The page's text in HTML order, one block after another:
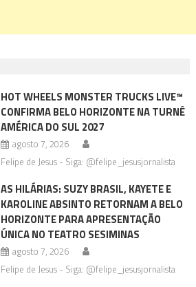
HOT WHEELS MONSTER TRUCKS LIVE™
CONFIRMA BELO HORIZONTE NA TURNÊ
AMÉRICA DO SUL 2027
agosto 7, 2026
Felipe de Jesus - Siga: @felipe_jesusjornalista
AS HILÁRIAS: SUZY BRASIL, KAYETE E
KAROLINE ABSINTO RETORNAM A BELO
HORIZONTE PARA APRESENTAÇÃO
ÚNICA NO TEATRO SESIMINAS
agosto 7, 2026
Felipe de Jesus - Siga: @felipe_jesusjornalista